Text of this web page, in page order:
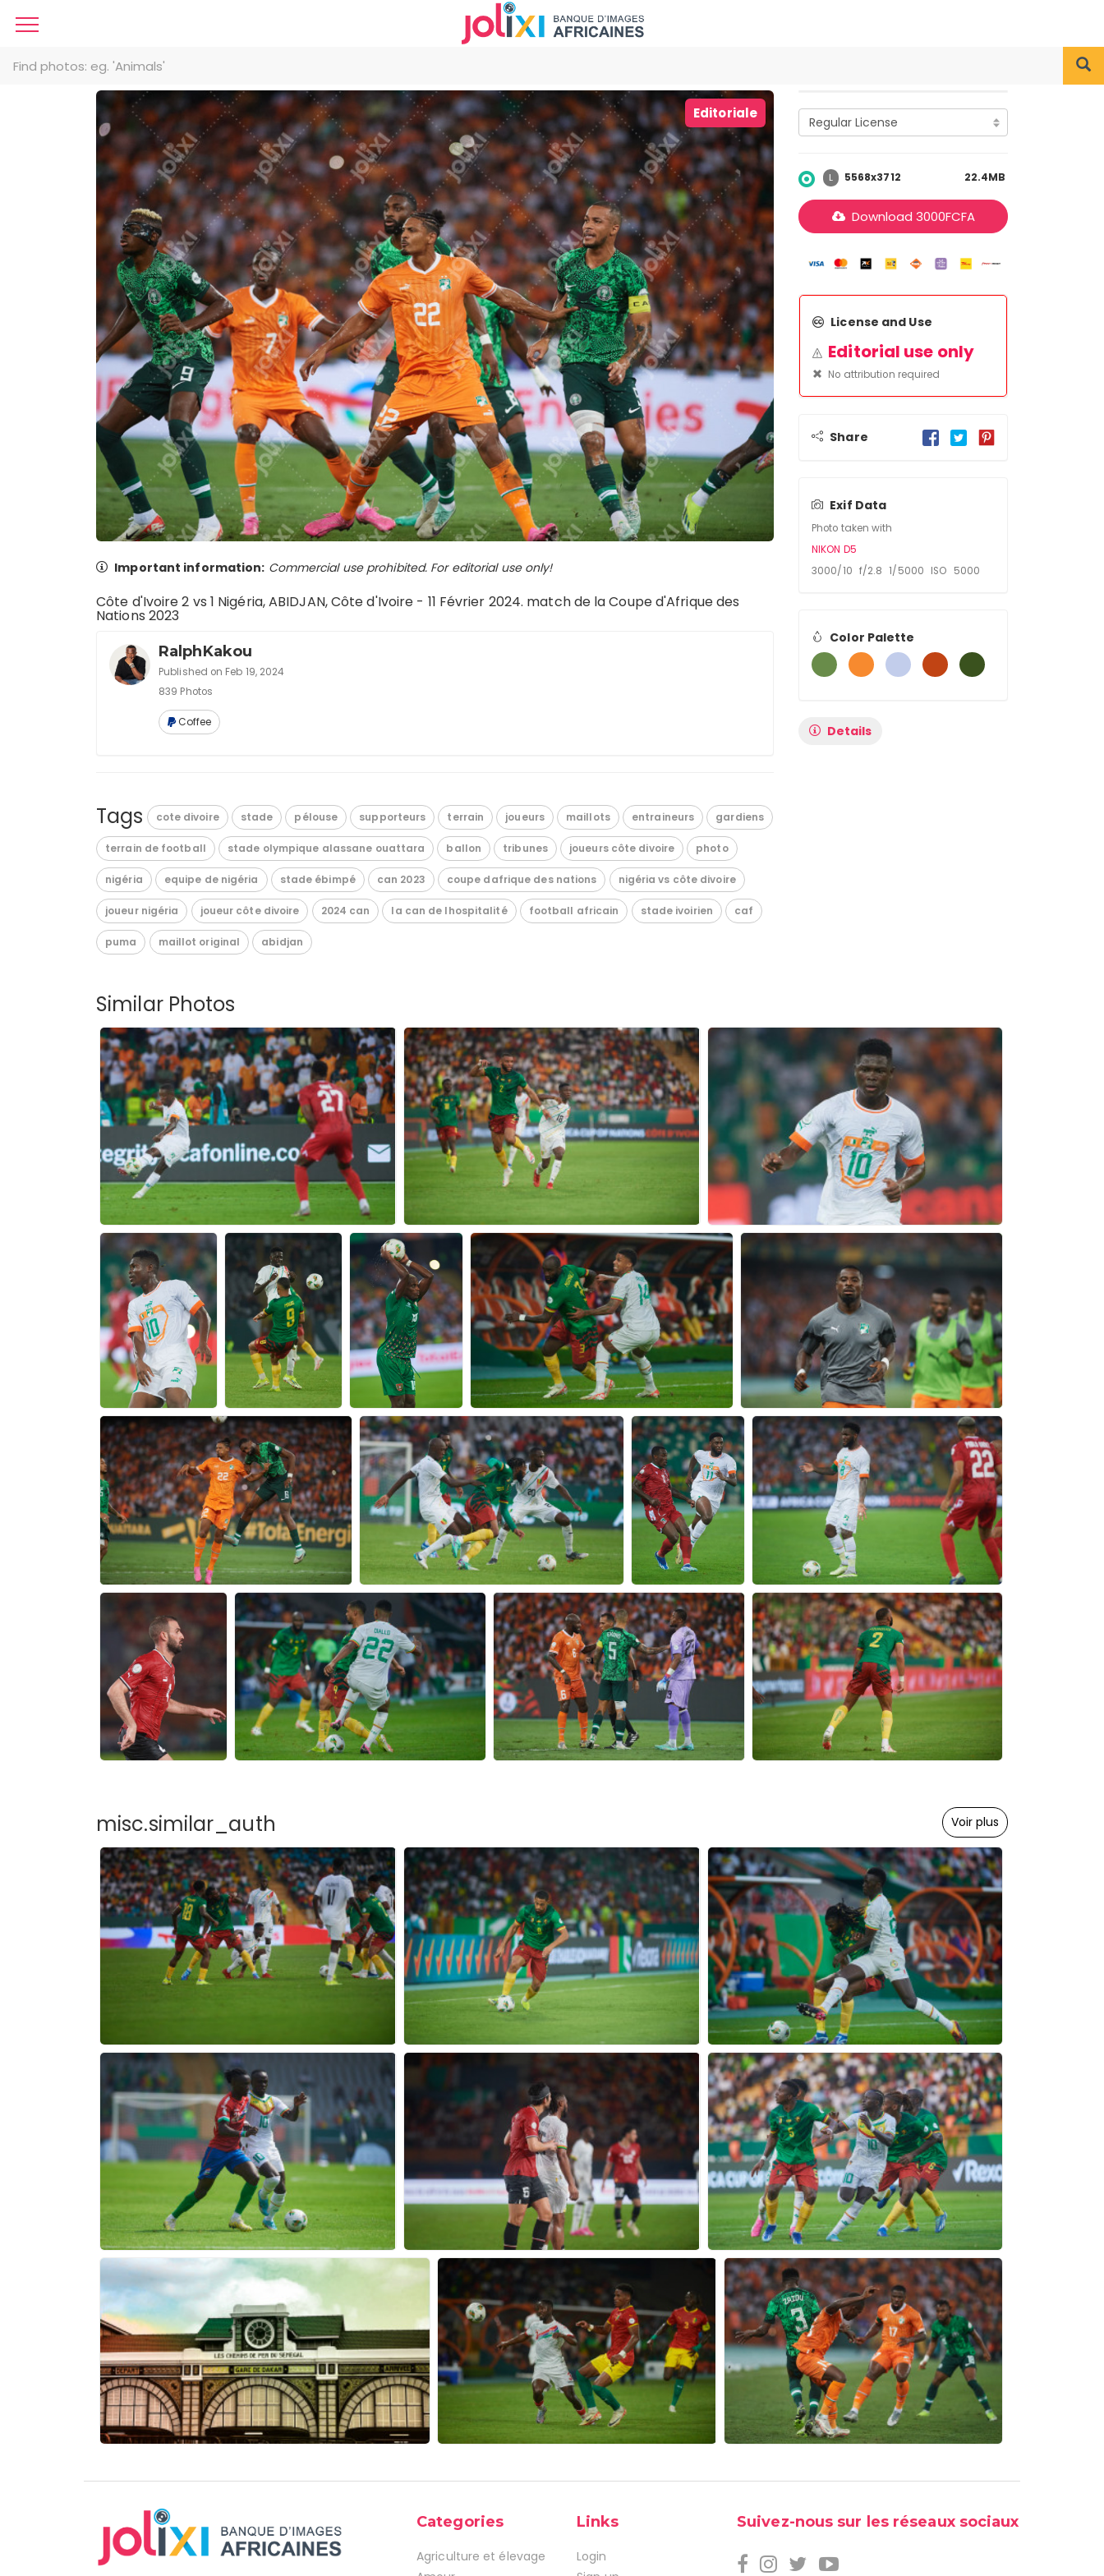
Editoriale
Important information: Commercial use prohibited. For editorial use only!
Côte d'Ivoire 2 vs 1 Nigéria, ABIDJAN, Côte d'Ivoire - 11 Février 2024. match de la Coupe d'Afrique des
Nations 2023
RalphKakou
Published on Feb 19, 2024
839 Photos
Coffee
Tags cote divoire stade pélouse supporteurs terrain joueurs maillots entraineurs gardiens
terrain de football stade olympique alassane ouattara ballon tribunes joueurs côte divoire photo
nigéria equipe de nigéria stade ébimpé can 2023 coupe dafrique des nations nigéria vs côte divoire
joueur nigéria joueur côte divoire 2024 can la can de lhospitalité football africain stade ivoirien caf
puma maillot original abidjan
L 5568x3712 22.4MB
Download 3000FCFA
License and Use
Editorial use only
No attribution required
Share
Exif Data
Photo taken with
NIKON D5
3000/10 f/2.8 1/5000 ISO 5000
Color Palette
Details
Similar Photos
misc.similar_auth Voir plus
Categories
Agriculture et élevage
Links
Login
Suivez-nous sur les réseaux sociaux